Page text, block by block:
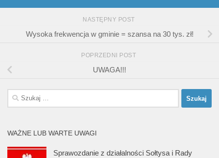
NASTĘPNY POST
Wysoka frekwencja w gminie = szansa na 30 tys. zł!
POPRZEDNI POST
UWAGA!!!
Szukaj:
WAŻNE LUB WARTE UWAGI
Sprawozdanie z działalności Sołtysa i Rady